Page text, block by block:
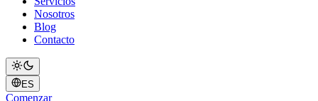
Nosotros
Blog
Contacto
ES
Comenzar